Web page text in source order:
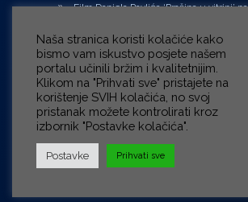
Film Daniela Pavlića ‘Prašina u vitrini’
Green Montenegro International Film
U središtu Petrinje otvorena obnovljena
Hegedušić: Kultura vraćena kući, u
Od petka do nedjelje (31.7. – 2.8.2026.)
u Zagrebu otvara vrata građanima:
zaklon od toplinskog vala
‘Ni med cvetjem ni pravice’ na Aleji
“Rubikova kocka – složi svoju priču”,
potrebe da se čuje glas djece!
Naša stranica koristi kolačiće kako
bismo vam iskustvo posjete našem
portalu učinili bržim i kvalitetnijim.
Klikom na "Prihvati sve" pristajete na
korištenje SVIH kolačića, no svoj
pristanak možete kontrolirati kroz
izbornik "Postavke kolačića".
Postavke Prihvati sve